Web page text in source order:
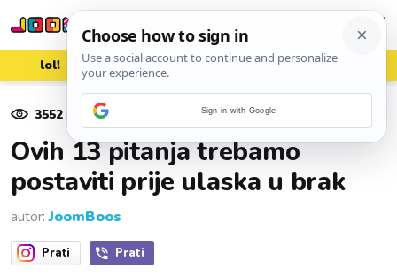
lol! aww vrh! woot?!
3552 pregleda
Ovih 13 pitanja trebamo
postaviti prije ulaska u brak
autor:JoomBoos
Prati Prati
Sign in with Google